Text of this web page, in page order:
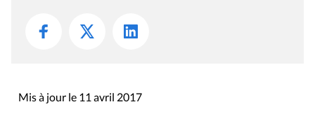
Mis à jour le 11 avril 2017